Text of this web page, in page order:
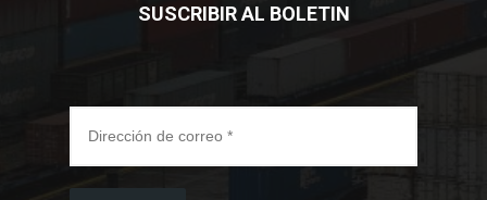
SUSCRIBIR AL BOLETIN